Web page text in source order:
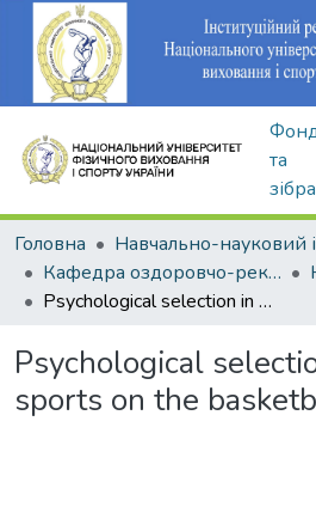
та
Головна
Кафедра оздоровчо-рекреаційної рухової активності
Psychological selection in game sports on the basketball example
Psychological
sports on the